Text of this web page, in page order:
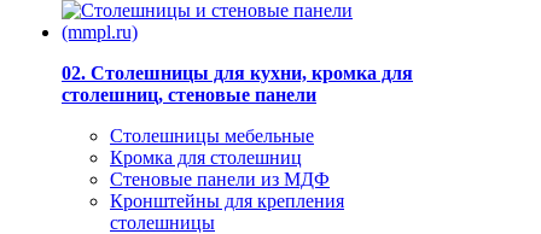
02. Столешницы для кухни, кромка для
столешниц, стеновые панели
Столешницы мебельные
Кромка для столешниц
Стеновые панели из МДФ
Кронштейны для крепления
столешницы